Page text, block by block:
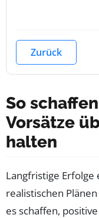
Zurück
So
Vorsätze
halten
Langfristige
realistischen
es schaffen,